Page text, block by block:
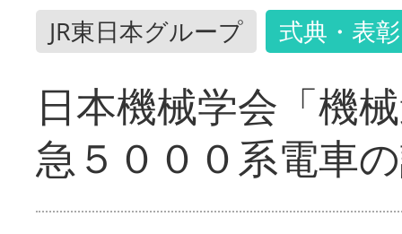
JR東日本グループ 式典・表彰
日本機械学会「機
急５０００系電車